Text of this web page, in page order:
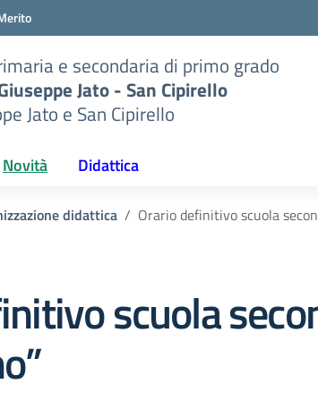
e secondaria di primo grado
Jato - San Cipirello
Jato e San Cipirello
Novità Didattica
didattica Orario definitivo scuola
scuola